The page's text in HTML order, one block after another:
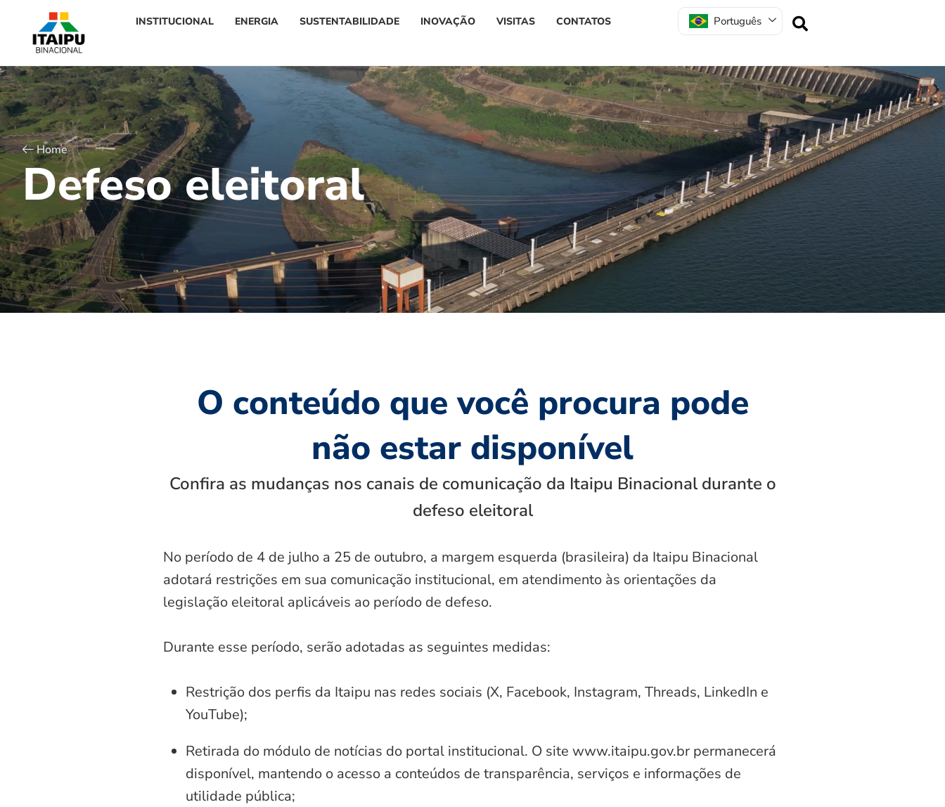
INSTITUCIONAL ENERGIA SUSTENTABILIDADE INOVAÇÃO VISITAS CONTATOS Português
Home
Defeso eleitoral
O conteúdo que você procura pode
não estar disponível
Confira as mudanças nos canais de comunicação da Itaipu Binacional durante o
defeso eleitoral
No período de 4 de julho a 25 de outubro, a margem esquerda (brasileira) da Itaipu Binacional
adotará restrições em sua comunicação institucional, em atendimento às orientações da
legislação eleitoral aplicáveis ao período de defeso.
Durante esse período, serão adotadas as seguintes medidas:
Restrição dos perfis da Itaipu nas redes sociais (X, Facebook, Instagram, Threads, LinkedIn e
YouTube);
Retirada do módulo de notícias do portal institucional. O site www.itaipu.gov.br permanecerá
disponível, mantendo o acesso a conteúdos de transparência, serviços e informações de
utilidade pública;